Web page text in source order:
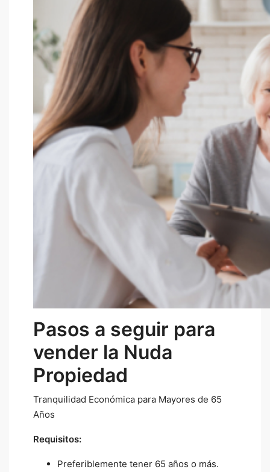
Pasos a seguir para
vender la Nuda
Propiedad
Tranquilidad Económica para Mayores de 65
Años
Requisitos:
Preferiblemente tener 65 años o más.